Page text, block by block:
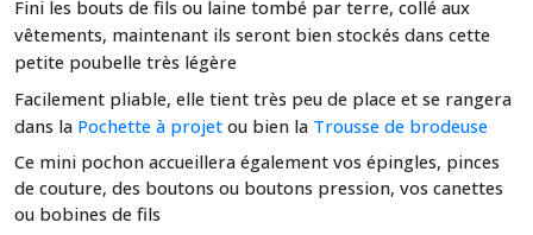
Fini les bouts de fils ou laine tombé par terre, collé aux
vêtements, maintenant ils seront bien stockés dans cette
petite poubelle très légère
Facilement pliable, elle tient très peu de place et se rangera
dans la Pochette à projet ou bien la Trousse de brodeuse
Ce mini pochon accueillera également vos épingles, pinces
de couture, des boutons ou boutons pression, vos canettes
ou bobines de fils